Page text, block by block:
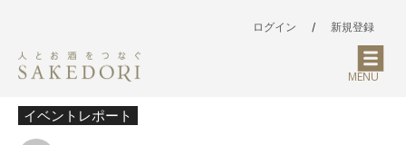
ログイン / 新規登録
MENU
イベントレポート